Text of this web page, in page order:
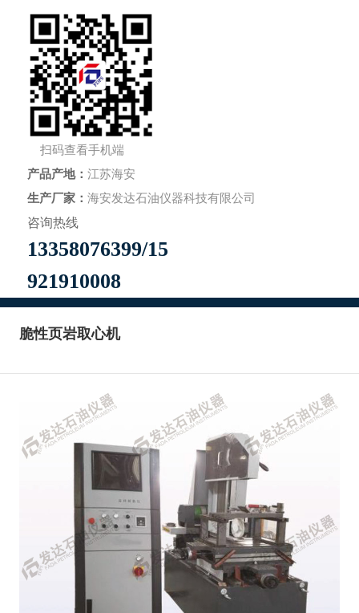
扫码查看手机端
产品产地： 江苏海安
生产厂家： 海安发达石油仪器科技有限公司
咨询热线
13358076399/15
921910008
脆性页岩取心机